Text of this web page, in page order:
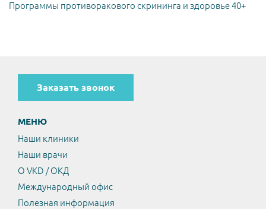
Программы противоракового скрининга и здоровье 40+
Заказать звонок
МЕНЮ
Наши клиники
Наши врачи
О VKD / ОКД
Международный офис
Полезная информация